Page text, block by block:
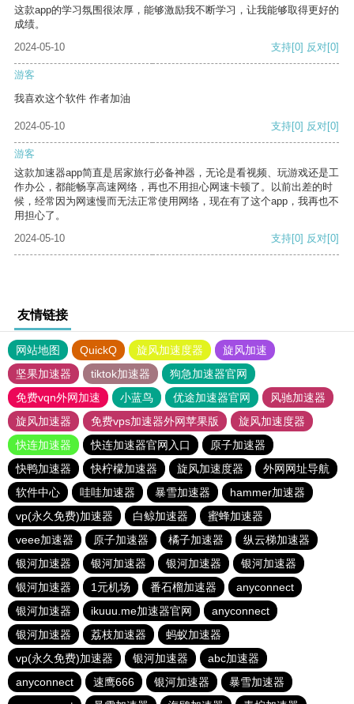
这款app的学习氛围很浓厚，能够激励我不断学习，让我能够取得更好的
成绩。
2024-05-10
支持[0] 反对[0]
游客
我喜欢这个软件 作者加油
2024-05-10 支持[0] 反对[0]
游客
这款加速器app简直是居家旅行必备神器，无论是看视频、玩游戏还是工
作办公，都能畅享高速网络，再也不用担心网速卡顿了。以前出差的时
候，经常因为网速慢而无法正常使用网络，现在有了这个app，我再也不
用担心了。
2024-05-10
支持[0] 反对[0]
友情链接
网站地图 QuickQ 旋风加速度器
旋风加速
坚果加速器
tiktok加速器
狗急加速器官网
免费vqn外网加速
小蓝鸟 优途加速器官网
风驰加速器
旋风加速器
免费vps加速器外网苹果版
旋风加速度器
快连加速器
快连加速器官网入口
原子加速器
快鸭加速器
快柠檬加速器 旋风加速度器
外网网址导航
软件中心
哇哇加速器 暴雪加速器
hammer加速器
vp(永久免费)加速器
白鲸加速器
蜜蜂加速器
veee加速器
原子加速器 橘子加速器
纵云梯加速器
银河加速器
银河加速器 银河加速器
银河加速器
银河加速器
1元机场 番石榴加速器
anyconnect
银河加速器
ikuuu.me加速器官网
anyconnect
银河加速器
荔枝加速器
蚂蚁加速器
vp(永久免费)加速器
银河加速器
abc加速器
anyconnect
速鹰666 银河加速器
暴雪加速器